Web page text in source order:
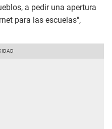
a pedir una apertura
para las escuelas",